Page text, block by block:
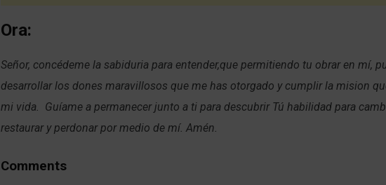
Ora:
Señor, concédeme la sabiduria para entender,que permitiendo tu obrar en mí,
desarrollar los dones maravillosos que me has otorgado y cumplir la mision
mi vida. Guíame a permanecer junto a ti para descubrir Tú habilidad para
restaurar y perdonar por medio de mí. Amén.
Comments